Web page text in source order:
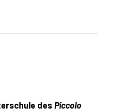
des Piccolo